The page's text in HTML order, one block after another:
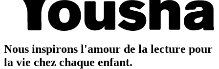
Nous inspirons l'amour de la lecture pour
la vie chez chaque enfant.